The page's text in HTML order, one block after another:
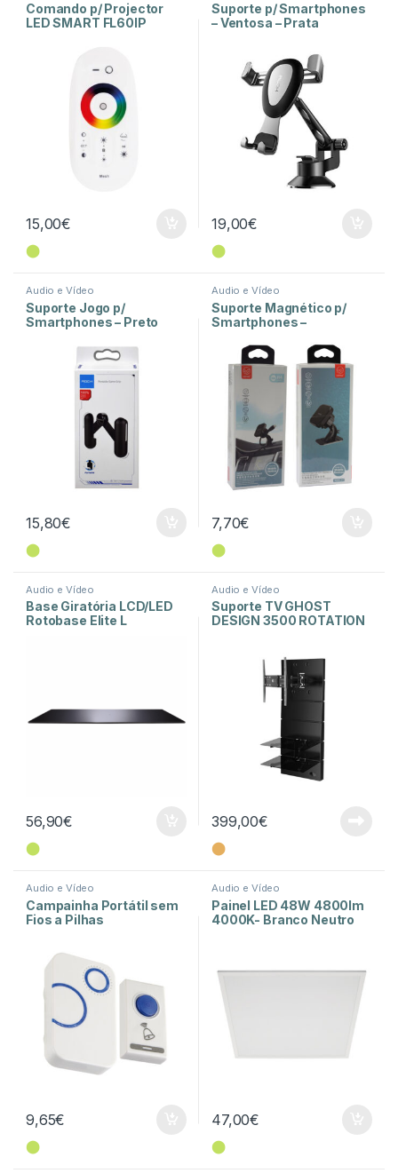
Comando p/ Projector
LED SMART FL60IP
15,00€
⬤
Suporte p/ Smartphones
– Ventosa – Prata
19,00€
⬤
Audio e Vídeo
Suporte Jogo p/
Smartphones – Preto
15,80€
⬤
Audio e Vídeo
Suporte Magnético p/
Smartphones –
7,70€
⬤
Audio e Vídeo
Base Giratória LCD/LED
Rotobase Elite L
56,90€
⬤
Audio e Vídeo
Suporte TV GHOST
DESIGN 3500 ROTATION
399,00€
⬤
Audio e Vídeo
Campainha Portátil sem
Fios a Pilhas
9,65€
⬤
Audio e Vídeo
Painel LED 48W 4800lm
4000K- Branco Neutro
47,00€
⬤